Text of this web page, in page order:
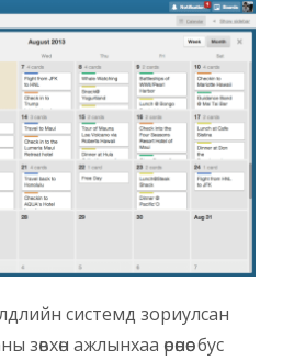
системд зориулсан
ажлынхаа өрөөнөөс бус